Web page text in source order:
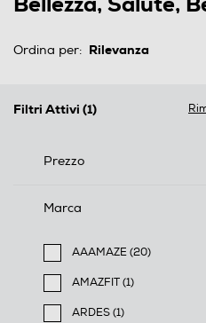
Ordina per:
Filtri Attivi (1)
Prezzo
Marca
AAAMAZE (20)
Filtra per Marca:
AMAZFIT (1)
Filtra per Marca: AMAZFIT
ARDES (1)